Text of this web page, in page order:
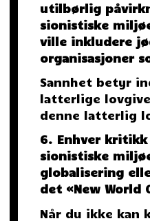
utilbørlig
sionistiske
ville inkludere
organisasjoner
Sannhet betyr
latterlige
denne latterlig
6. Enhver
sionistiske
globalisering
det «New World
Når du ikke kan